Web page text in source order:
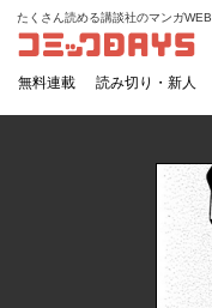
コミックDAYS
たくさん読める講談社のマンガWEB
無料連載 読み切り・新人